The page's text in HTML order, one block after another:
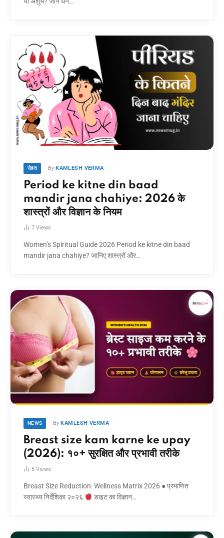
सेहत By KAMLESH VERMA
Period ke kitne din baad
mandir jana chahiye: 2026 के
शास्त्रों और विज्ञान के नियम
7 Views
Women’s Spiritual Guide 2026 Period ke kitne din baad
mandir jana chahiye? जानिए शास्त्रों और…
NEWS By KAMLESH VERMA
Breast size kam karne ke upay
(2026): १०+ सुरक्षित और प्रभावी तरीके
5 Views
Breast Size Reduction: Wellness Matrix 2026 ● प्रमाणित
स्वास्थ्य निर्देशिका २०२६
डाइट का विज्ञान…